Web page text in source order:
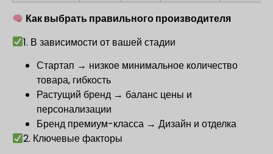
Как выбрать правильного производителя
1. В зависимости от вашей стадии
Стартап → низкое минимальное количество
товара, гибкость
Растущий бренд → баланс цены и
персонализации
Бренд премиум-класса → Дизайн и отделка
2. Ключевые факторы